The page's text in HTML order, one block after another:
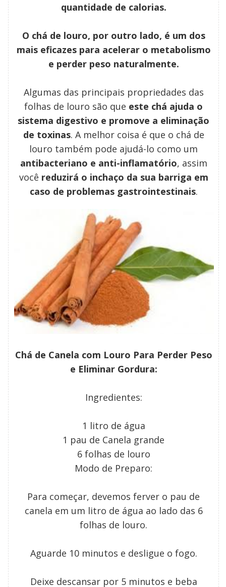
quantidade de calorias.
O chá de louro, por outro lado, é um dos
mais eficazes para acelerar o metabolismo
e perder peso naturalmente.
Algumas das principais propriedades das
folhas de louro são que este chá ajuda o
sistema digestivo e promove a eliminação
de toxinas. A melhor coisa é que o chá de
louro também pode ajudá-lo como um
antibacteriano e anti-inflamatório, assim
você reduzirá o inchaço da sua barriga em
caso de problemas gastrointestinais.
Chá de Canela com Louro Para Perder Peso
e Eliminar Gordura:
Ingredientes:
1 litro de água
1 pau de Canela grande
6 folhas de louro
Modo de Preparo:
Para começar, devemos ferver o pau de
canela em um litro de água ao lado das 6
folhas de louro.
Aguarde 10 minutos e desligue o fogo.
Deixe descansar por 5 minutos e beba